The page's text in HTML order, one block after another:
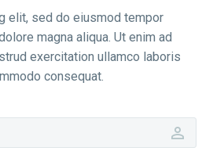
elit, sed do eiusmod tempor
magna aliqua. Ut enim ad
exercitation ullamco laboris
consequat.